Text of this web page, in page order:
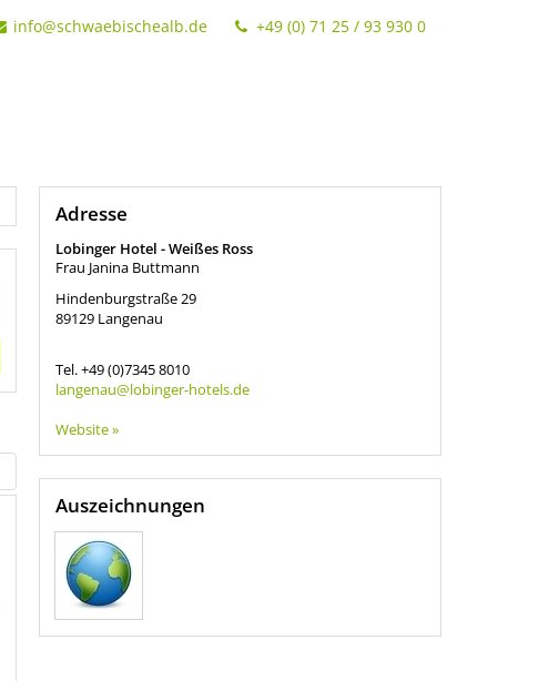
info@schwaebischealb.de +49 (0) 71 25 / 93 930 0
Adresse
Lobinger Hotel - Weißes Ross
Frau Janina Buttmann
Hindenburgstraße 29
89129 Langenau
Tel.+49 (0)7345 8010
langenau@lobinger-hotels.de
Website »
Auszeichnungen